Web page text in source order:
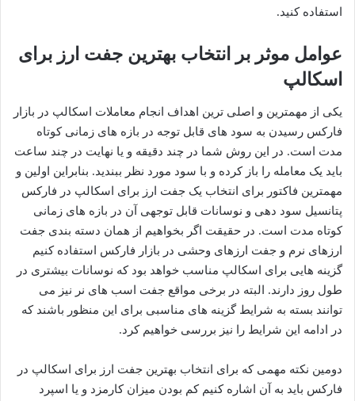
استفاده کنید.
عوامل موثر بر انتخاب بهترین جفت ارز برای
اسکالپ
یکی از مهمترین و اصلی ترین اهداف انجام معاملات اسکالپ در بازار
فارکس رسیدن به سود های قابل توجه در بازه های زمانی کوتاه
مدت است. در این روش شما در چند دقیقه و یا نهایت در چند ساعت
باید یک معامله را باز کرده و با سود مورد نظر ببندید. بنابراین اولین و
مهمترین فاکتور برای انتخاب یک جفت ارز برای اسکالپ در فارکس
پتانسیل سود دهی و نوسانات قابل توجهی آن در بازه های زمانی
کوتاه مدت است. در حقیقت اگر بخواهیم از همان دسته بندی جفت
ارزهای نرم و جفت ارزهای وحشی در بازار فارکس استفاده کنیم
گزینه هایی برای اسکالپ مناسب خواهد بود که نوسانات بیشتری در
طول روز دارند. البته در برخی مواقع جفت اسب های نر نیز می
توانند بسته به شرایط گزینه های مناسبی برای این منظور باشند که
در ادامه این شرایط را نیز بررسی خواهیم کرد.
دومین نکته مهمی که برای انتخاب بهترین جفت ارز برای اسکالپ در
فارکس باید به آن اشاره کنیم کم بودن میزان کارمزد و یا اسپرد